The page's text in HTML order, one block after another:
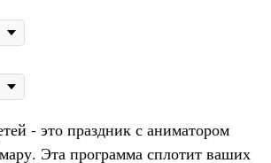
- это праздник с аниматором
Эта программа сплотит ваших